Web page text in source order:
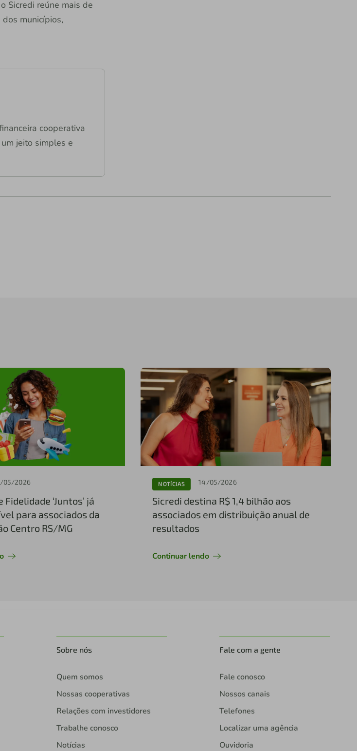
Sicredi reúne mais de
municípios,
cooperativa
jeito simples e
05/2026
‘Juntos’ já
para associados da
Centro RS/MG
NOTÍCIAS 14/05/2026
Sicredi destina R$ 1,4 bilhão aos
associados em distribuição anual de
resultados
Continuar lendo
Sobre nós
Quem somos
Nossas cooperativas
Relações com investidores
Trabalhe conosco
Notícias
Fale com a gente
Fale conosco
Nossos canais
Telefones
Localizar uma agência
Ouvidoria